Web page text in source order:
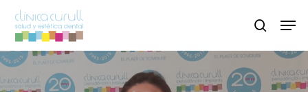
content
search
Menu